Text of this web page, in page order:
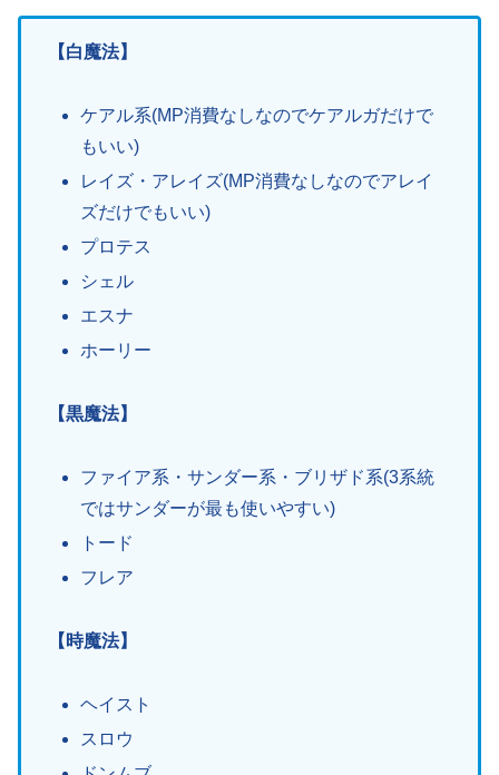
【白魔法】
ケアル系(MP消費なしなのでケアルガだけで
もいい)
レイズ・アレイズ(MP消費なしなのでアレイ
ズだけでもいい)
プロテス
シェル
エスナ
ホーリー
【黒魔法】
ファイア系・サンダー系・ブリザド系(3系統
ではサンダーが最も使いやすい)
トード
フレア
【時魔法】
ヘイスト
スロウ